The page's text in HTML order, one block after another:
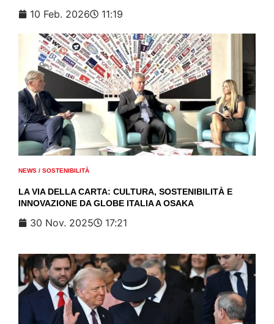
10 Feb. 2026 11:19
NEWS / SOSTENIBILITÀ
LA VIA DELLA CARTA: CULTURA, SOSTENIBILITÀ E
INNOVAZIONE DA GLOBE ITALIA A OSAKA
30 Nov. 2025 17:21